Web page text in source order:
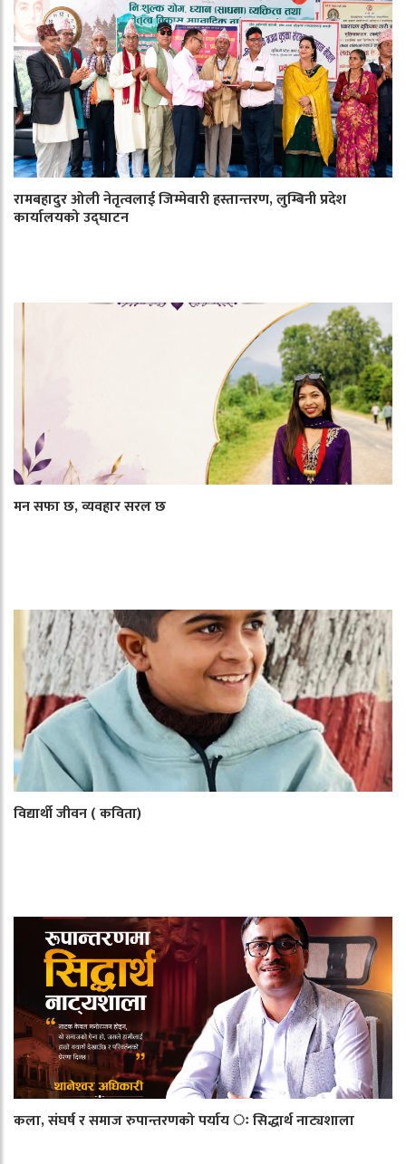
रामबहादुर ओली नेतृत्वलाई जिम्मेवारी हस्तान्तरण, लुम्बिनी प्रदेश
कार्यालयको उद्घाटन
मन सफा छ, व्यवहार सरल छ
विद्यार्थी जीवन ( कविता)
कला, संघर्ष र समाज रुपान्तरणको पर्याय ः सिद्धार्थ नाट्यशाला